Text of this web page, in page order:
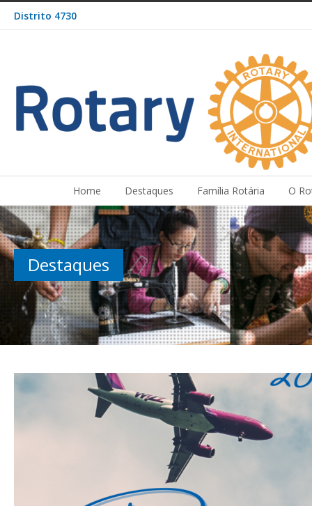
Distrito 4730
Home Destaques Família Rotária O
Destaques